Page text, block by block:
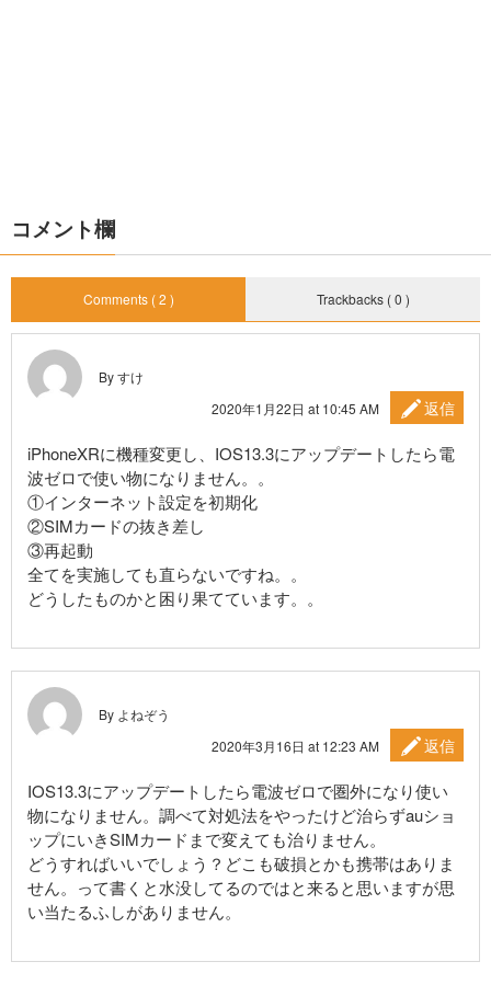
コメント欄
Comments ( 2 ) Trackbacks ( 0 )
By すけ
2020年1月22日 at 10:45 AM
返信
iPhoneXRに機種変更し、IOS13.3にアップデートしたら電
波ゼロで使い物になりません。。
①インターネット設定を初期化
②SIMカードの抜き差し
③再起動
全てを実施しても直らないですね。。
どうしたものかと困り果てています。。
By よねぞう
2020年3月16日 at 12:23 AM
返信
IOS13.3にアップデートしたら電波ゼロで圏外になり使い
物になりません。調べて対処法をやったけど治らずauショ
ップにいきSIMカードまで変えても治りません。
どうすればいいでしょう？どこも破損とかも携帯はありま
せん。って書くと水没してるのではと来ると思いますが思
い当たるふしがありません。